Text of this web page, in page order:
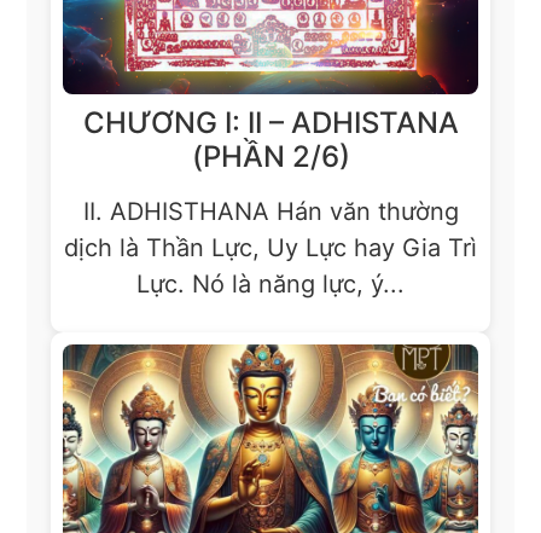
CHƯƠNG I: II – ADHISTANA
(PHẦN 2/6)
II. ADHISTHANA Hán văn thường
dịch là Thần Lực, Uy Lực hay Gia Trì
Lực. Nó là năng lực, ý...